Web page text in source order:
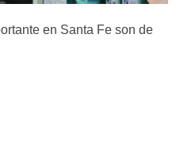
en Santa Fe son de